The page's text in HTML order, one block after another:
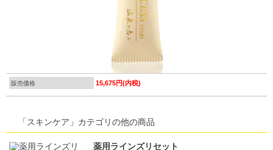
販売価格 15,675円(内税)
「スキンケア」カテゴリの他の商品
薬用ラインズリセット